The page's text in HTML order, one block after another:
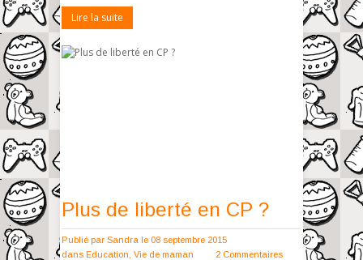
Lire la suite
Plus de liberté en CP ?
Publié par Sandra le 08 septembre 2015
dans Education Vie de maman 2 Commentaires